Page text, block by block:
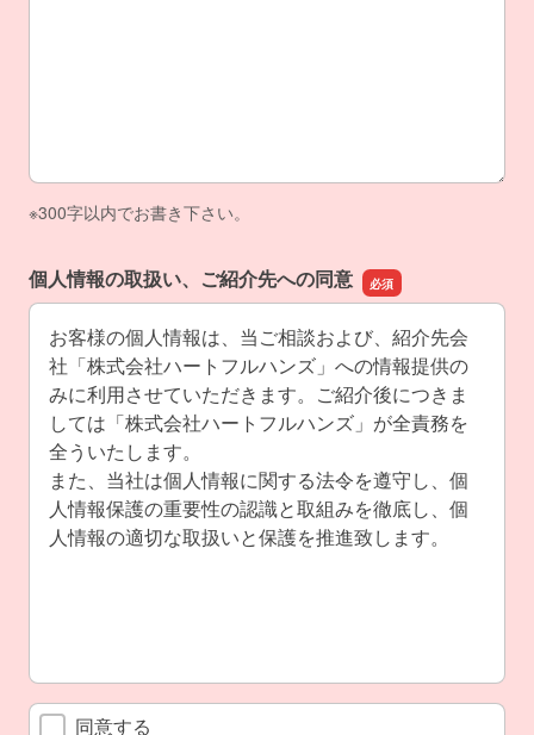
※300字以内でお書き下さい。
個人情報の取扱い、ご紹介先への同意
お客様の個人情報は、当ご相談および、紹介先会
社「株式会社ハートフルハンズ」への情報提供の
みに利用させていただきます。ご紹介後につきま
しては「株式会社ハートフルハンズ」が全責務を
全ういたします。
また、当社は個人情報に関する法令を遵守し、個
人情報保護の重要性の認識と取組みを徹底し、個
人情報の適切な取扱いと保護を推進致します。
同意する